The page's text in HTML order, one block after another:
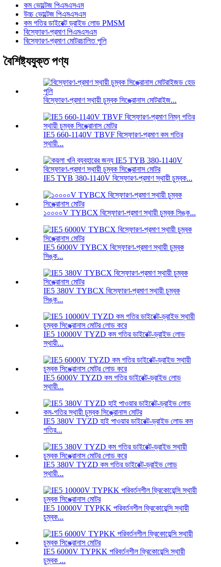
কম ভোল্টেজ পিএমএসএম
উচ্চ ভোল্টেজ পিএমএসএম
কম গতির ডাইরেক্ট ড্রাইভ লোড PMSM
বিস্ফোরণ-প্রমাণ পিএমএসএম
বিস্ফোরণ-প্রমাণ মোটরচালিত পুলি
বৈশিষ্ট্যযুক্ত পণ্য
বিস্ফোরণ-প্রমাণ স্থায়ী চুম্বক সিঙ্ক্রোনাস মোটরাইজ...
IE5 660-1140V TBVF বিস্ফোরণ-প্রমাণ কম গতির
স্থায়ী...
IE5 TYB 380-1140V বিস্ফোরণ-প্রমাণ স্থায়ী চুম্বক...
১০০০০V TYBCX বিস্ফোরণ-প্রমাণ স্থায়ী চুম্বক সিঙ্ক...
IE5 6000V TYBCX বিস্ফোরণ-প্রমাণ স্থায়ী চুম্বক
সিঙ্ক...
IE5 380V TYBCX বিস্ফোরণ-প্রমাণ স্থায়ী চুম্বক
সিঙ্ক...
IE5 10000V TYZD কম গতির ডাইরেক্ট-ড্রাইভ লোড
স্থায়ী...
IE5 6000V TYZD কম গতির ডাইরেক্ট-ড্রাইভ লোড
স্থায়ী...
IE5 380V TYZD হাই পাওয়ার ডাইরেক্ট-ড্রাইভ লোড কম
গতির...
IE5 380V TYZD কম গতির ডাইরেক্ট-ড্রাইভ লোড
স্থায়ী...
IE5 10000V TYPKK পরিবর্তনশীল ফ্রিকোয়েন্সি স্থায়ী
চুম্বক...
IE5 6000V TYPKK পরিবর্তনশীল ফ্রিকোয়েন্সি স্থায়ী
চুম্বক ...